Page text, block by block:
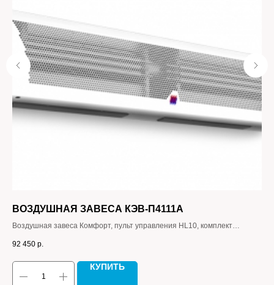
ВОЗДУШНАЯ ЗАВЕСА КЭВ-П4111A
Воздушная завеса Комфорт, пульт управления HL10, комплект
92 450 р.
КУПИТЬ